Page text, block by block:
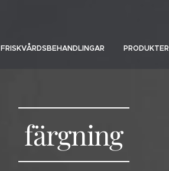
FRISKVÅRDSBEHANDLINGAR PRODUKTER
färgning